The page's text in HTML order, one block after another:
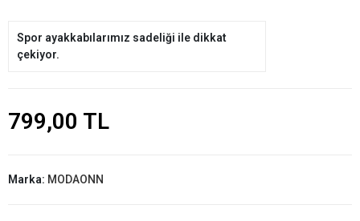
Spor ayakkabılarımız sadeliği ile dikkat
çekiyor.
799,00 TL
Marka: MODAONN